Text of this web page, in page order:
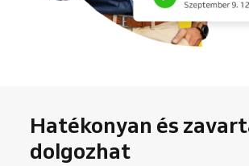
Hatékonyan és
dolgozhat